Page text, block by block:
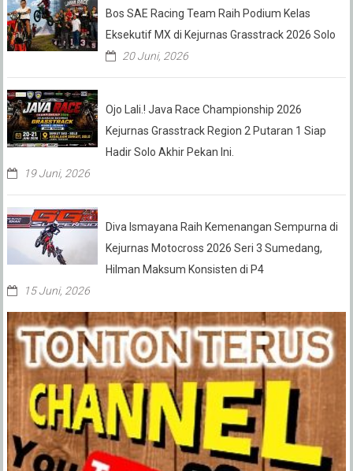
Bos SAE Racing Team Raih Podium Kelas
Eksekutif MX di Kejurnas Grasstrack 2026 Solo
20 Juni, 2026
Ojo Lali.! Java Race Championship 2026
Kejurnas Grasstrack Region 2 Putaran 1 Siap
Hadir Solo Akhir Pekan Ini.
19 Juni, 2026
Diva Ismayana Raih Kemenangan Sempurna di
Kejurnas Motocross 2026 Seri 3 Sumedang,
Hilman Maksum Konsisten di P4
15 Juni, 2026